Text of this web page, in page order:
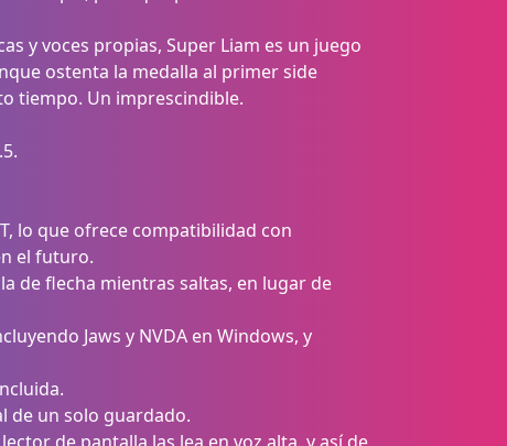
y voces propias, Super Liam es un juego
ostenta la medalla al primer side
tiempo. Un imprescindible.
lo que ofrece compatibilidad con
el futuro.
de flecha mientras saltas, en lugar de
Jaws y NVDA en Windows, y
de un solo guardado.